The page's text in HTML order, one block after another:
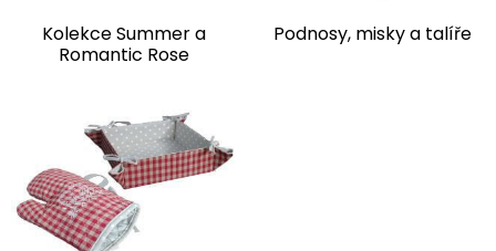
Kolekce Summer a
Romantic Rose
Podnosy, misky a talíře